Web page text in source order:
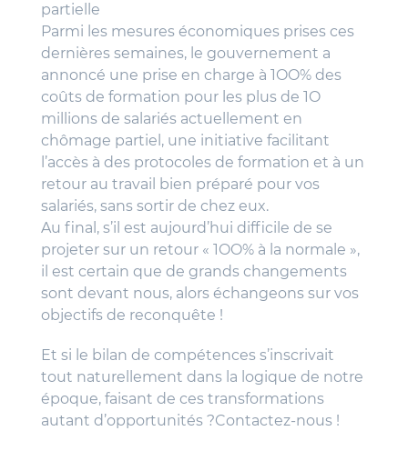
partielle
Parmi les mesures économiques prises ces
dernières semaines, le gouvernement a
annoncé une prise en charge à 1OO% des
coûts de formation pour les plus de 1O
millions de salariés actuellement en
chômage partiel, une initiative facilitant
l’accès à des protocoles de formation et à un
retour au travail bien préparé pour vos
salariés, sans sortir de chez eux.
Au final, s’il est aujourd’hui difficile de se
projeter sur un retour « 1OO% à la normale »,
il est certain que de grands changements
sont devant nous, alors échangeons sur vos
objectifs de reconquête !
Et si le bilan de compétences s’inscrivait
tout naturellement dans la logique de notre
époque, faisant de ces transformations
autant d’opportunités ?Contactez-nous !